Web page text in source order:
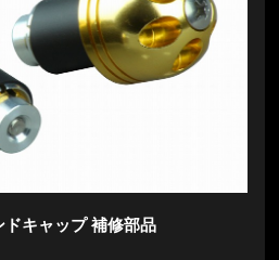
ドキャップ 補修部品